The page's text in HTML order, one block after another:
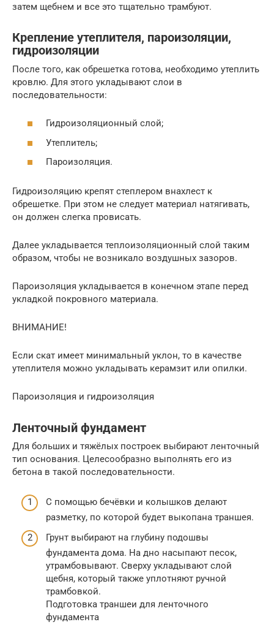
затем щебнем и все это тщательно трамбуют.
Крепление утеплителя, пароизоляции,
гидроизоляции
После того, как обрешетка готова, необходимо утеплить
кровлю. Для этого укладывают слои в
последовательности:
Гидроизоляционный слой;
Утеплитель;
Пароизоляция.
Гидроизоляцию крепят степлером внахлест к
обрешетке. При этом не следует материал натягивать,
он должен слегка провисать.
Далее укладывается теплоизоляционный слой таким
образом, чтобы не возникало воздушных зазоров.
Пароизоляция укладывается в конечном этапе перед
укладкой покровного материала.
ВНИМАНИЕ!
Если скат имеет минимальный уклон, то в качестве
утеплителя можно укладывать керамзит или опилки.
Пароизоляция и гидроизоляция
Ленточный фундамент
Для больших и тяжёлых построек выбирают ленточный
тип основания. Целесообразно выполнять его из
бетона в такой последовательности.
С помощью бечёвки и колышков делают
разметку, по которой будет выкопана траншея.
Грунт выбирают на глубину подошвы
фундамента дома. На дно насыпают песок,
утрамбовывают. Сверху укладывают слой
щебня, который также уплотняют ручной
трамбовкой.
Подготовка траншеи для ленточного
фундамента